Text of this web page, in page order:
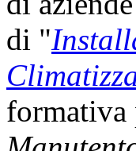
di "
formativa